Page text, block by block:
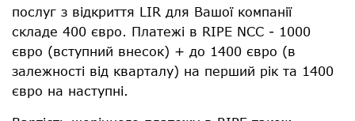
послуг з відкриття LIR для Вашої компанії
складе 400 євро. Платежі в RIPE NCC - 1000
євро (вступний внесок) + до 1400 євро (в
залежності від кварталу) на перший рік та 1400
євро на наступні.